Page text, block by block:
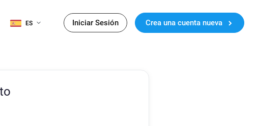
ES Iniciar Sesión Crea una cuenta nueva